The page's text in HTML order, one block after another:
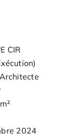
CIR
2024